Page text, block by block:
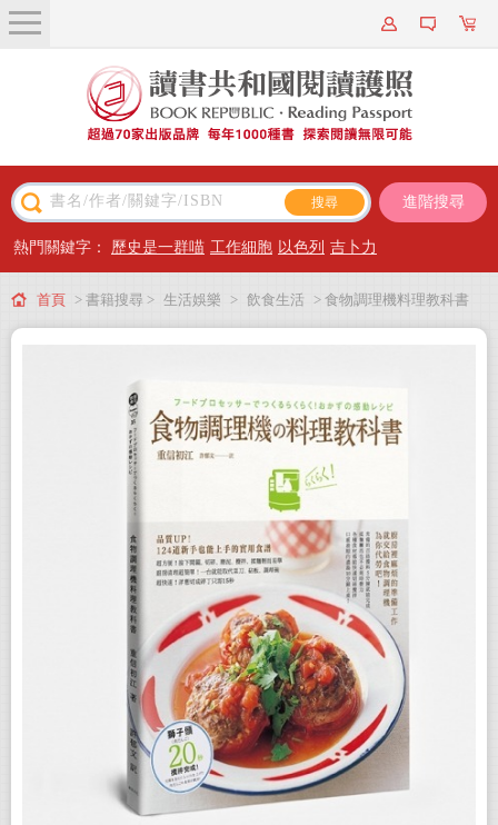
關於我們
近期新書
主題閱讀
出版專區
會員專屬
會員儲值方案
進階搜尋
熱門關鍵字： 歷史是一群喵 工作細胞 以色列 吉卜力
首頁 > 書籍搜尋 > 生活娛樂 > 飲食生活 > 食物調理機料理教科書